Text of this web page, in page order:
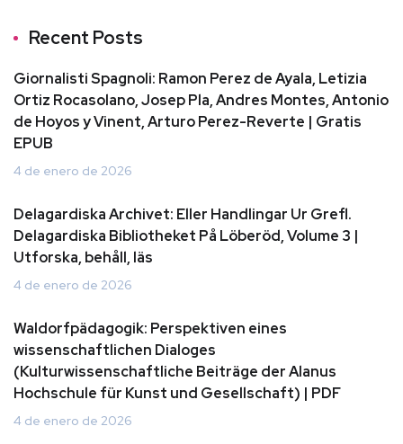
Recent Posts
Giornalisti Spagnoli: Ramon Perez de Ayala, Letizia
Ortiz Rocasolano, Josep Pla, Andres Montes, Antonio
de Hoyos y Vinent, Arturo Perez-Reverte | Gratis
EPUB
4 de enero de 2026
Delagardiska Archivet: Eller Handlingar Ur Grefl.
Delagardiska Bibliotheket På Löberöd, Volume 3 |
Utforska, behåll, läs
4 de enero de 2026
Waldorfpädagogik: Perspektiven eines
wissenschaftlichen Dialoges
(Kulturwissenschaftliche Beiträge der Alanus
Hochschule für Kunst und Gesellschaft) | PDF
4 de enero de 2026